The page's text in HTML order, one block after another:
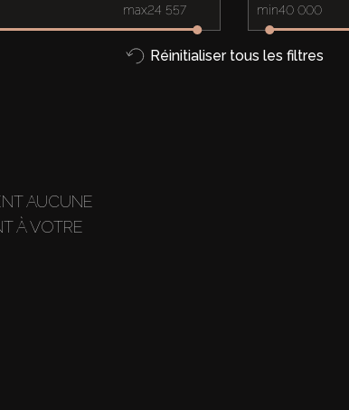
max min
Réinitialiser tous les filtres
AUCUNE
À VOTRE